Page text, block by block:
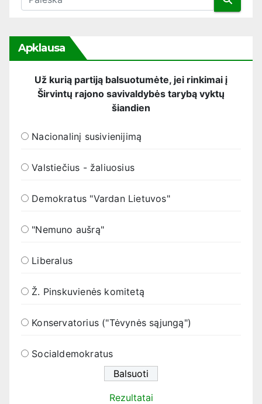
Apklausa
Už kurią partiją balsuotumėte, jei rinkimai į
Širvintų rajono savivaldybės tarybą vyktų
šiandien
Nacionalinį susivienijimą
Valstiečius - žaliuosius
Demokratus "Vardan Lietuvos"
"Nemuno aušrą"
Liberalus
Ž. Pinskuvienės komitetą
Konservatorius ("Tėvynės sąjungą")
Socialdemokratus
Rezultatai